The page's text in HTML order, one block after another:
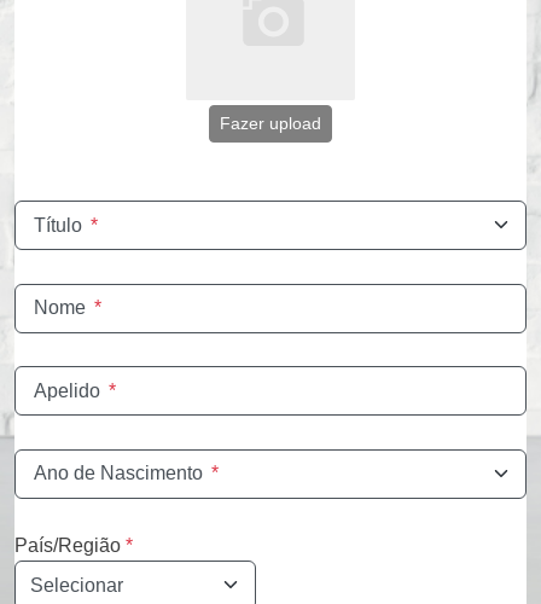
Fazer upload
Título *
Nome *
Apelido *
Ano de Nascimento *
País/Região *